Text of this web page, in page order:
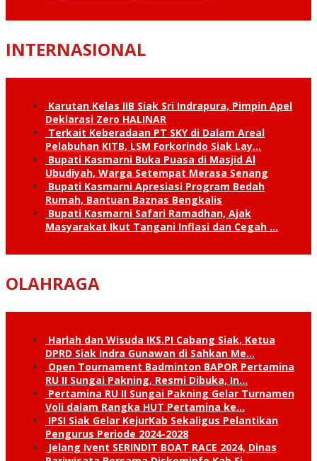
INTERNASIONAL
Karutan Kelas IIB Siak Sri Indrapura, Pimpin Apel
Deklarasi Zero HALINAR
Terkait Keberadaan PT SKY di Dalam Areal
Pelabuhan KITB, LSM Forkorindo Siak Lay…
Bupati Kasmarni Buka Puasa di Masjid Al
Ubudiyah, Warga Setempat Merasa Senang
Bupati Kasmarni Apresiasi Program Bedah
Rumah, Bantuan Baznas Bengkalis
Bupati Kasmarni Safari Ramadhan, Ajak
Masyarakat Ikut Tangani Inflasi dan Cegah …
OLAHRAGA
Harlah dan Wisuda IKS.PI Cabang Siak, Ketua
DPRD Siak Indra Gunawan di Sahkan Me…
Open Tournament Badminton BAPOR Pertamina
RU II Sungai Pakning, Resmi Dibuka, In…
Pertamina RU II Sungai Pakning Gelar Turnamen
Voli dalam Rangka HUT Pertamina ke…
IPSI Siak Gelar KejurKab Sekaligus Pelantikan
Pengurus Periode 2024-2028
Jelang Ivent SERINDIT BOAT RACE 2024, Dinas